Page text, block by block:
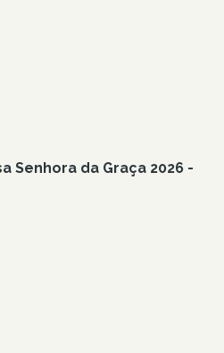
Senhora da Graça 2026 -